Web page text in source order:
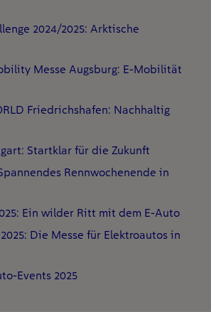
2024/2025: Arktische
Messe Augsburg: E-Mobilität
Friedrichshafen: Nachhaltig
Startklar für die Zukunft
Rennwochenende in
Ein wilder Ritt mit dem E-Auto
Die Messe für Elektroautos in
Events 2025